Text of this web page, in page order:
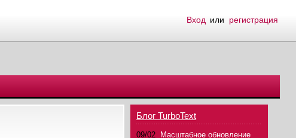
Вход или регистрация
Блог TurboText
09/02
Масштабное обновление